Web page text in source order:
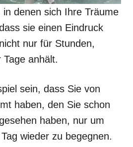
denen sich Ihre Träume
sie einen Eindruck
nur für Stunden,
anhält.
sein, dass Sie von
haben, den Sie schon
haben, nur um
wieder zu begegnen.